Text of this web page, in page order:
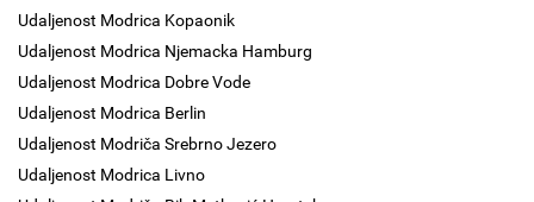
Udaljenost Modrica Kopaonik
Udaljenost Modrica Njemacka Hamburg
Udaljenost Modrica Dobre Vode
Udaljenost Modrica Berlin
Udaljenost Modriča Srebrno Jezero
Udaljenost Modrica Livno